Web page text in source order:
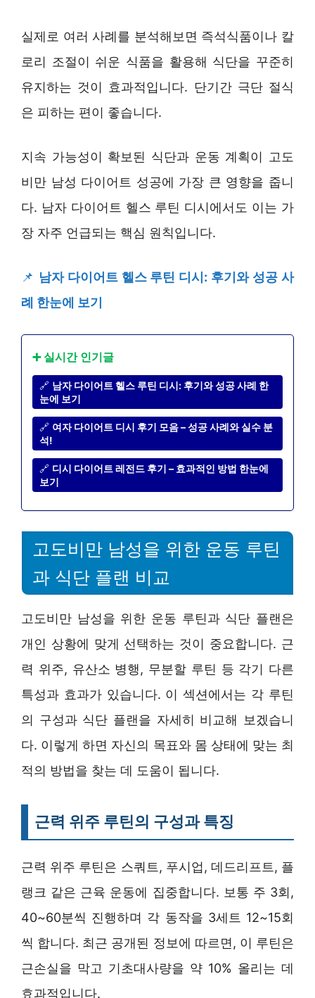
실제로 여러 사례를 분석해보면 즉석식품이나 칼
로리 조절이 쉬운 식품을 활용해 식단을 꾸준히
유지하는 것이 효과적입니다. 단기간 극단 절식
은 피하는 편이 좋습니다.
지속 가능성이 확보된 식단과 운동 계획이 고도
비만 남성 다이어트 성공에 가장 큰 영향을 줍니
다. 남자 다이어트 헬스 루틴 디시에서도 이는 가
장 자주 언급되는 핵심 원칙입니다.
📌 남자 다이어트 헬스 루틴 디시: 후기와 성공 사
례 한눈에 보기
➕ 실시간 인기글
🔗 남자 다이어트 헬스 루틴 디시: 후기와 성공 사례 한
눈에 보기
🔗 여자 다이어트 디시 후기 모음 – 성공 사례와 실수 분
석!
🔗 디시 다이어트 레전드 후기 – 효과적인 방법 한눈에
보기
고도비만 남성을 위한 운동 루틴
과 식단 플랜 비교
고도비만 남성을 위한 운동 루틴과 식단 플랜은
개인 상황에 맞게 선택하는 것이 중요합니다. 근
력 위주, 유산소 병행, 무분할 루틴 등 각기 다른
특성과 효과가 있습니다. 이 섹션에서는 각 루틴
의 구성과 식단 플랜을 자세히 비교해 보겠습니
다. 이렇게 하면 자신의 목표와 몸 상태에 맞는 최
적의 방법을 찾는 데 도움이 됩니다.
근력 위주 루틴의 구성과 특징
근력 위주 루틴은 스쿼트, 푸시업, 데드리프트, 플
랭크 같은 근육 운동에 집중합니다. 보통 주 3회,
40~60분씩 진행하며 각 동작을 3세트 12~15회
씩 합니다. 최근 공개된 정보에 따르면, 이 루틴은
근손실을 막고 기초대사량을 약 10% 올리는 데
효과적입니다.